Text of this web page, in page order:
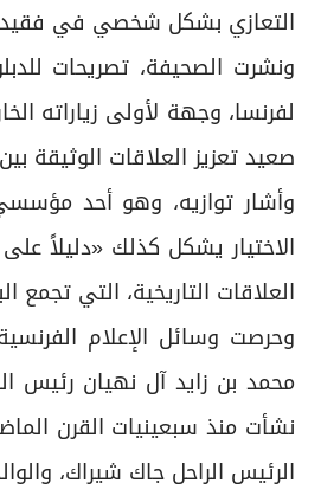
التعازي بشكل شخصي في
ونشرت الصحيفة، تصريحات
لفرنسا، وجهة لأولى زياراته
صعيد تعزيز العلاقات الوثيقة
وأشار توازيه، وهو أحد
الاختيار يشكل كذلك «دليلاً
العلاقات التاريخية، التي تجمع
وحرصت وسائل الإعلام
محمد بن زايد آل نهيان رئيس
نشأت منذ سبعينيات القرن
الرئيس الراحل جاك شيراك،